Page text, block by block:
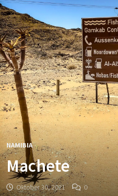
NAMIBIA
Machete
Oktober 30, 2021 0